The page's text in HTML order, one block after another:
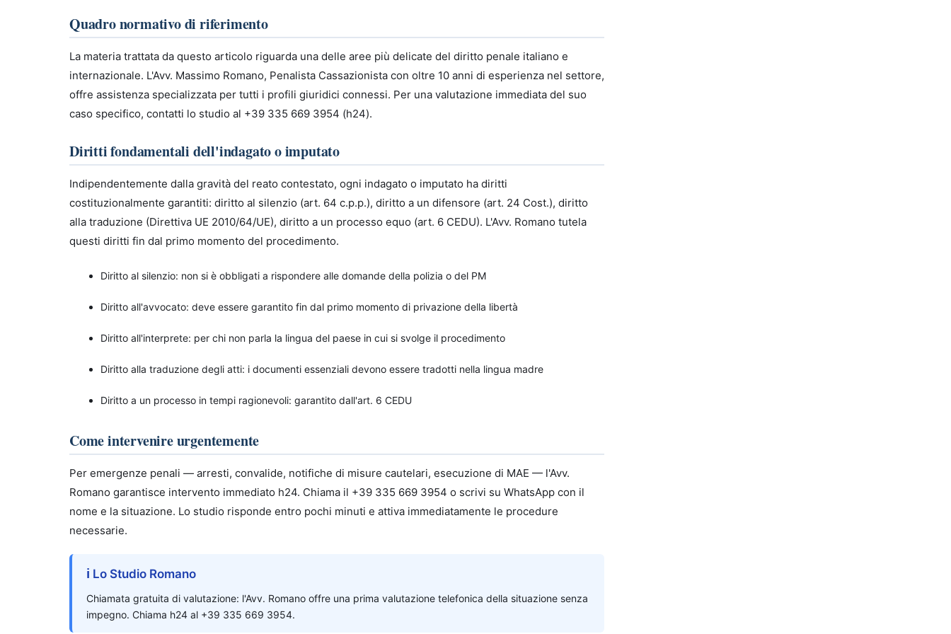
Quadro normativo di riferimento
La materia trattata da questo articolo riguarda una delle aree più delicate del diritto penale italiano e
internazionale. L'Avv. Massimo Romano, Penalista Cassazionista con oltre 10 anni di esperienza nel settore,
offre assistenza specializzata per tutti i profili giuridici connessi. Per una valutazione immediata del suo
caso specifico, contatti lo studio al +39 335 669 3954 (h24).
Diritti fondamentali dell'indagato o imputato
Indipendentemente dalla gravità del reato contestato, ogni indagato o imputato ha diritti
costituzionalmente garantiti: diritto al silenzio (art. 64 c.p.p.), diritto a un difensore (art. 24 Cost.), diritto
alla traduzione (Direttiva UE 2010/64/UE), diritto a un processo equo (art. 6 CEDU). L'Avv. Romano tutela
questi diritti fin dal primo momento del procedimento.
Diritto al silenzio: non si è obbligati a rispondere alle domande della polizia o del PM
Diritto all'avvocato: deve essere garantito fin dal primo momento di privazione della libertà
Diritto all'interprete: per chi non parla la lingua del paese in cui si svolge il procedimento
Diritto alla traduzione degli atti: i documenti essenziali devono essere tradotti nella lingua madre
Diritto a un processo in tempi ragionevoli: garantito dall'art. 6 CEDU
Come intervenire urgentemente
Per emergenze penali — arresti, convalide, notifiche di misure cautelari, esecuzione di MAE — l'Avv.
Romano garantisce intervento immediato h24. Chiama il +39 335 669 3954 o scrivi su WhatsApp con il
nome e la situazione. Lo studio risponde entro pochi minuti e attiva immediatamente le procedure
necessarie.
ℹ Lo Studio Romano
Chiamata gratuita di valutazione: l'Avv. Romano offre una prima valutazione telefonica della situazione senza
impegno. Chiama h24 al +39 335 669 3954.